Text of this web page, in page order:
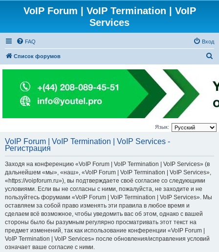
VoIP Forum | VoIP Termination | VoIP
Services
FAQ Вход
Список форумов
с
к
Язык:
VoIP Forum | VoIP Termination | VoIP Services -
Регистрация
Заходя на конференцию «VoIP Forum | VoIP Termination | VoIP Services» (в
дальнейшем «мы», «наш», «VoIP Forum | VoIP Termination | VoIP Services»,
«https://voipforum.ru»), вы подтверждаете своё согласие со следующими
условиями. Если вы не согласны с ними, пожалуйста, не заходите и не
пользуйтесь форумами «VoIP Forum | VoIP Termination | VoIP Services». Мы
оставляем за собой право изменять эти правила в любое время и
сделаем всё возможное, чтобы уведомить вас об этом, однако с вашей
стороны было бы разумным регулярно просматривать этот текст на
предмет изменений, так как использование конференции «VoIP Forum |
VoIP Termination | VoIP Services» после обновления/исправления условий
означает ваше согласие с ними.